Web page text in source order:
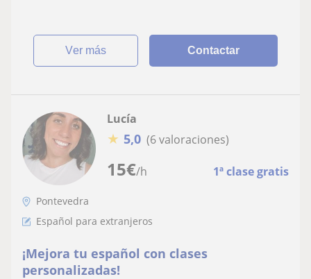
ver más Contactar
15€/h 1ª clase gratis
Lucía
★ 5,0 (6 valoraciones)
Pontevedra
Español para extranjeros
¡Mejora tu español con clases
personalizadas!